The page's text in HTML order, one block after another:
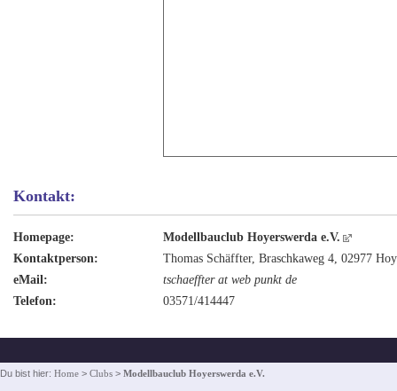
Kontakt:
Homepage:
Modellbauclub Hoyerswerda e.V.
Kontaktperson:
Thomas Schäffter, Braschkaweg 4, 02977
eMail:
tschaeffter at web punkt de
Telefon:
03571/414447
Du bist hier: Home > Clubs > Modellbauclub Hoyerswerda e.V.